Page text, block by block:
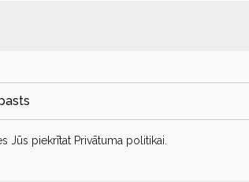
Jūs piekrītat Privātuma politikai